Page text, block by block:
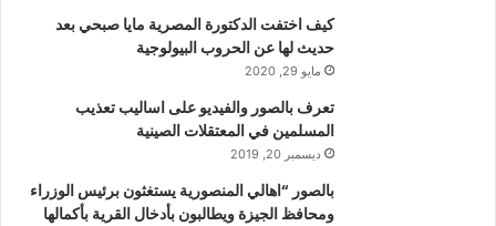
كيف اختفت الدكتورة المصرية مايا صبحي بعد
حديث لها عن الحروب البيولوجية
مايو 29, 2020
تعرف بالصور والفيديو على اساليب تعذيب
المسلمين في المعتقلات الصينية
ديسمبر 20, 2019
بالصور “اهالي المنصورية يستغثون برئيس الوزراء
ومحافظ الجيزة ويطالبون بأدخال القرية بأكمالها